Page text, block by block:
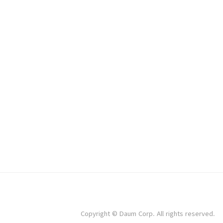
Copyright © Daum Corp. All rights reserved.